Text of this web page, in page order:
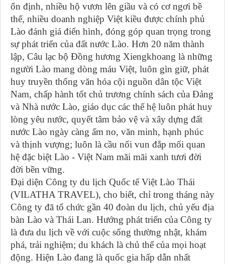
ổn định, nhiều hộ vươn lên giầu và có cơ ngơi bề
thế, nhiều doanh nghiệp Việt kiều được chính phủ
Lào đánh giá điển hình, đóng góp quan trọng trong
sự phát triển của đất nước Lào. Hơn 20 năm thành
lập, Câu lạc bộ Đồng hương Xiengkhoang là những
người Lào mang dòng máu Việt, luôn gìn giữ, phát
huy truyền thống văn hóa cội nguồn dân tộc Việt
Nam, chấp hành tốt chủ trương chính sách của Đảng
và Nhà nước Lào, giáo dục các thế hệ luôn phát huy
lòng yêu nước, quyết tâm bảo vệ và xây dựng đất
nước Lào ngày càng ấm no, văn minh, hạnh phúc
và thịnh vượng; luôn là cầu nối vun đắp mối quan
hệ đặc biệt Lào - Việt Nam mãi mãi xanh tươi đời
đời bền vững.
Đại diện Công ty du lịch Quốc tế Việt Lào Thái
(VILATHA TRAVEL), cho biết, chỉ trong tháng này
Công ty đã tổ chức gần 40 đoàn du lịch, chủ yếu địa
bàn Lào và Thái Lan. Hướng phát triển của Công ty
là đưa du lịch về với cuộc sống thường nhật, khám
phá, trải nghiệm; du khách là chủ thể của mọi hoạt
động. Hiện Lào đang là quốc gia hấp dẫn nhất